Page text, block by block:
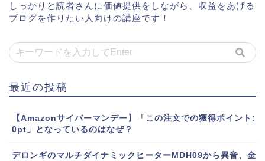
しっかりと読者さんに価値提供をしながら、収益をあげる
ブログを作りたい人向けの講座です！
最近の投稿
【Amazonサイバーマンデー】「この注文での獲得ポイント:
0pt」となっているのはなぜ？
デロンギのマルチダイナミックヒーターMDH09から異音、金